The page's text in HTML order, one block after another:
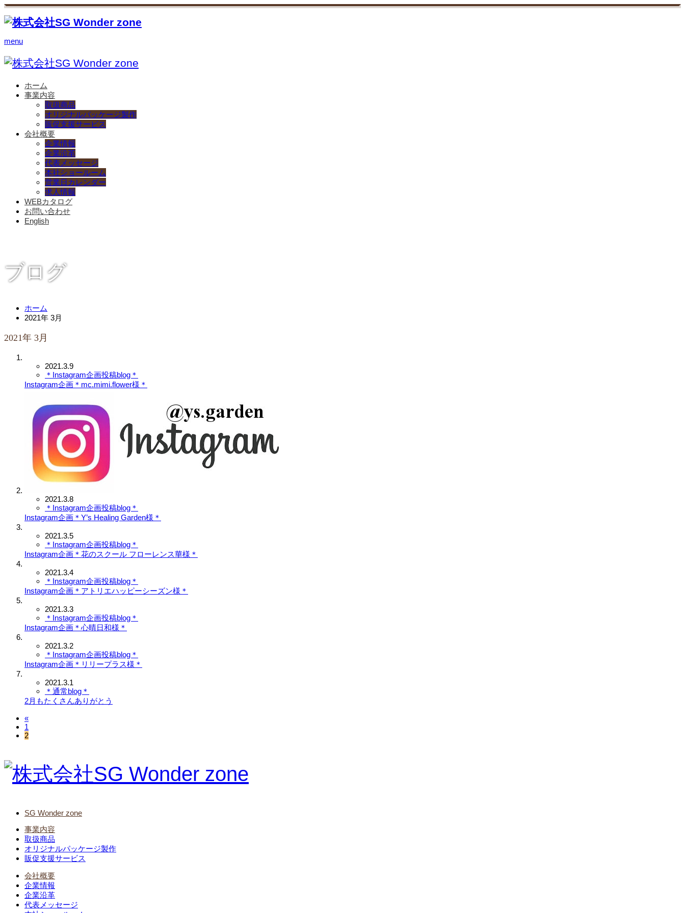
menu
ホーム
事業内容
取扱商品
オリジナルパッケージ製作
販促支援サービス
会社概要
企業情報
企業沿革
代表メッセージ
本社ショールーム
営業日カレンダー
求人情報
WEBカタログ
お問い合わせ
English
ブログ
ホーム
2021年 3月
2021年 3月
2021.3.9
＊Instagram企画投稿blog＊
Instagram企画＊mc.mimi.flower様＊
2021.3.8
＊Instagram企画投稿blog＊
Instagram企画＊Y’s Healing Garden様＊
2021.3.5
＊Instagram企画投稿blog＊
Instagram企画＊花のスクール フローレンス華様＊
2021.3.4
＊Instagram企画投稿blog＊
Instagram企画＊アトリエハッピーシーズン様＊
2021.3.3
＊Instagram企画投稿blog＊
Instagram企画＊心晴日和様＊
2021.3.2
＊Instagram企画投稿blog＊
Instagram企画＊リリープラス様＊
2021.3.1
＊通常blog＊
2月もたくさんありがとう
«
1
2
SG Wonder zone
事業内容
取扱商品
オリジナルパッケージ製作
販促支援サービス
会社概要
企業情報
企業沿革
代表メッセージ